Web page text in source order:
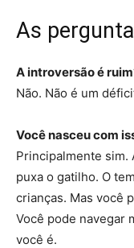
As
A introversão é
Não. Não é um
Você nasceu com
Principalmente sim.
puxa o gatilho. O
crianças. Mas você
Você pode navegar
você é.